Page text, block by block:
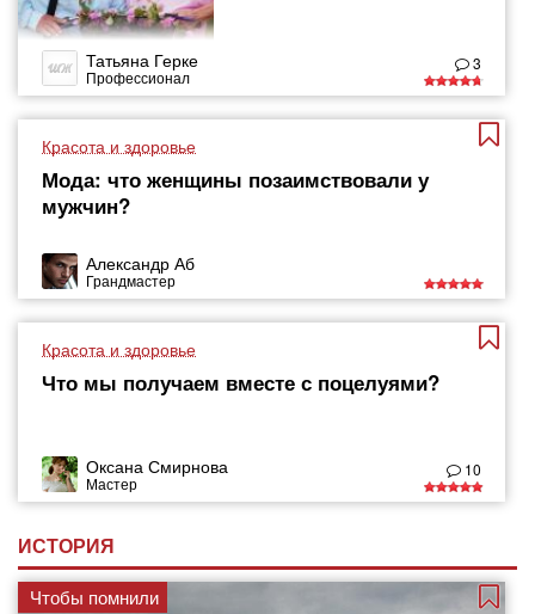
Татьяна Герке
Профессионал
3
Красота и здоровье
Мода: что женщины позаимствовали у
мужчин?
Александр Аб
Грандмастер
Красота и здоровье
Что мы получаем вместе с поцелуями?
Оксана Смирнова
Мастер
10
ИСТОРИЯ
Чтобы помнили